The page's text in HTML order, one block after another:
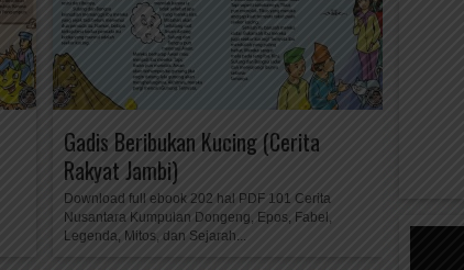
Gadis Beribukan Kucing (Cerita
Rakyat Jambi)
Download full ebook 202 hal PDF 101 Cerita
Nusantara Kumpulan Dongeng, Epos, Fabel,
Legenda, Mitos, dan Sejarah...